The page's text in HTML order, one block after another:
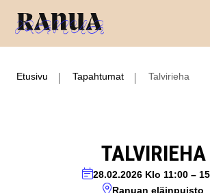
Etusivu Tapahtumat Talvirieha
TALVIRIEHA
28.02.2026 Klo 11:00 –
Ranuan eläinpuisto